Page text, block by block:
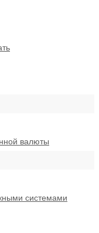
валюты
системами